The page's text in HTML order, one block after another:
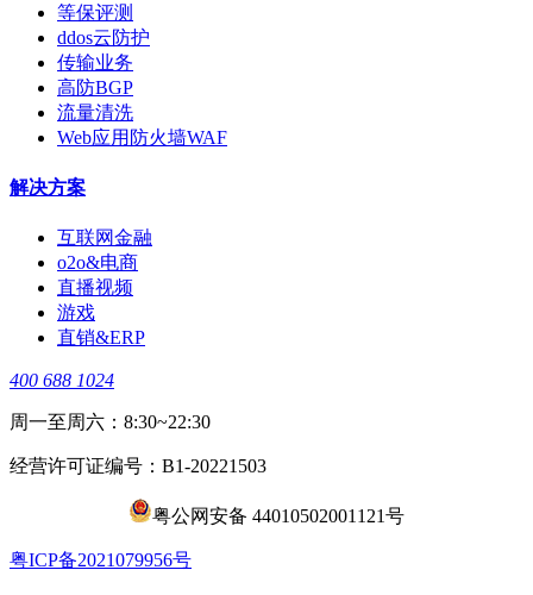
等保评测
ddos云防护
传输业务
高防BGP
流量清洗
Web应用防火墙WAF
解决方案
互联网金融
o2o&电商
直播视频
游戏
直销&ERP
400 688 1024
周一至周六：8:30~22:30
经营许可证编号：B1-20221503
粤公网安备 44010502001121号
​粤ICP备2021079956号